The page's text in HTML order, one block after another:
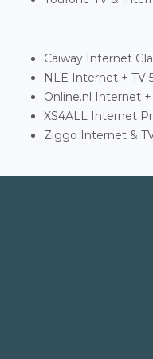
Caiway Internet
NLE Internet + TV
Online.nl Internet
XS4ALL Internet
Ziggo Internet &